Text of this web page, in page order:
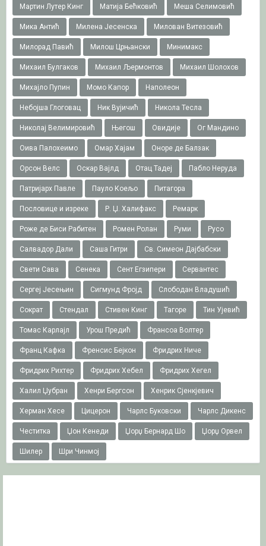
Мартин Лутер Кинг Матија Бећковић Меша Селимовић
Мика Антић Милена Јесенска Милован Витезовић
Милорад Павић Милош Црњански Минимакс
Михаил Булгаков Михаил Љермонтов Михаил Шолохов
Михајло Пупин Момо Капор Наполеон
Небојша Глоговац Ник Вујичић Никола Тесла
Николај Велимировић Његош Овидије Ог Мандино
Оива Палохеимо Омар Хајам Оноре де Балзак
Орсон Велс Оскар Вајлд Отац Тадеј Пабло Неруда
Патријарх Павле Пауло Коељо Питагора
Пословице и изреке Р. Џ. Халифакс Ремарк
Роже де Биси Рабитен Ромен Ролан Руми Русо
Салвадор Дали Саша Гитри Св. Симеон Дајбабски
Свети Сава Сенека Сент Егзипери Сервантес
Сергеј Јесењин Сигмунд Фројд Слободан Владушић
Сократ Стендал Стивен Кинг Тагоре Тин Ујевић
Томас Карлајл Урош Предић Франсоа Волтер
Франц Кафка Френсис Бејкон Фридрих Ниче
Фридрих Рихтер Фридрих Хебел Фридрих Хегел
Халил Џубран Хенри Бергсон Хенрик Сјенкјевич
Херман Хесе Цицерон Чарлс Буковски Чарлс Дикенс
Честитка Џон Кенеди Џорџ Бернард Шо Џорџ Орвел
Шилер Шри Чинмој